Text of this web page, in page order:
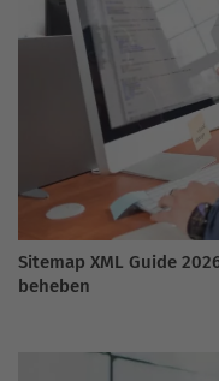
Sitemap XML Guide
beheben